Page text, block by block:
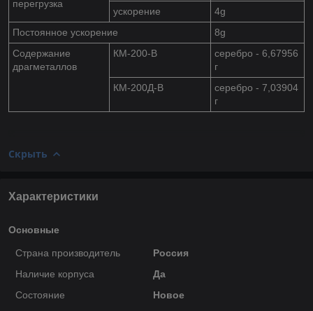
перегрузка
ускорение
4g
Постоянное ускорение
8g
Содержание
драгметаллов
КМ-200-В
серебро - 6,67956
г
КМ-200Д-В
серебро - 7,03904
г
Скрыть
Характеристики
Основные
Страна производитель
Россия
Наличие корпуса
Да
Состояние
Новое